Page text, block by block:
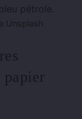
pétrole.
Unsplash
papier